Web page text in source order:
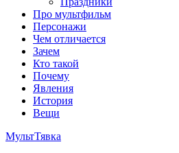
Про мультфильм
Персонажи
Чем отличается
Зачем
Кто такой
Почему
Явления
История
Вещи
МультТявка